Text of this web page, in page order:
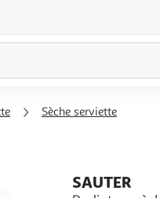
Sèche serviette
SAUTER